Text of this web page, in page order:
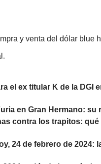
y venta del dólar blue
el ex titular K de la DGI
en Gran Hermano: su
contra los trapitos:
24 de febrero de 2024: